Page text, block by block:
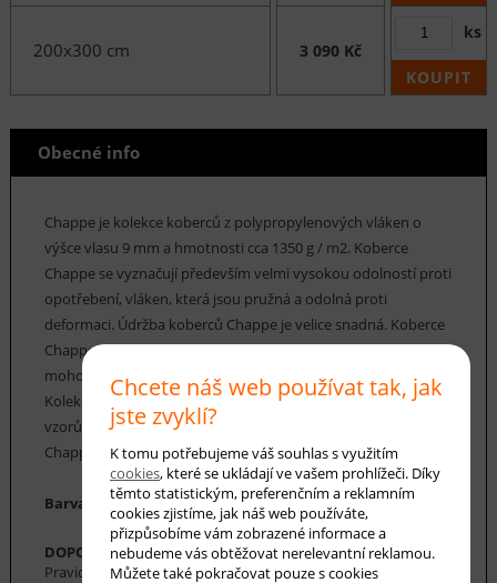
200x300 cm 3 090 Kč
ks
KOUPIT
Obecné info
Chappe je kolekce koberců z polypropylenových vláken o
výšce vlasu 9 mm a hmotnosti cca 1350 g / m2. Koberce
Chappe se vyznačují především velmi vysokou odolností proti
opotřebení, vláken, která jsou pružná a odolná proti
deformaci. Údržba koberců Chappe je velice snadná. Koberce
Chappe mají vysoký koeficient tepelné vodivosti, a proto
mohou být použity v místnostech s podlahovým topením.
Kolekce koberců Chappe nabízí řadu klasických i moderních
vzorů, včetně geometrických, floristických a perských.Koberce
Chappe nabízíme v nejrůznějších rozměrech.
Barva koberce: šedá, bílá, černá
DOPORUČENÁ ÚDRŽBA:
Pravidelné vysávání nečistot z koberce, aby se zabránilo jejich
Chcete náš web používat tak, jak
jste zvyklí?
K tomu potřebujeme váš souhlas s využitím
cookies, které se ukládají ve vašem prohlížeči. Díky
těmto statistickým, preferenčním a reklamním
cookies zjistíme, jak náš web používáte,
přizpůsobíme vám zobrazené informace a
nebudeme vás obtěžovat nerelevantní reklamou.
Můžete také pokračovat pouze s cookies